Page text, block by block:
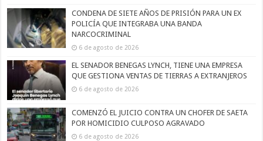
CONDENA DE SIETE AÑOS DE PRISIÓN PARA UN EX
POLICÍA QUE INTEGRABA UNA BANDA
NARCOCRIMINAL
6 de agosto de 2026
EL SENADOR BENEGAS LYNCH, TIENE UNA EMPRESA
QUE GESTIONA VENTAS DE TIERRAS A EXTRANJEROS
6 de agosto de 2026
COMENZÓ EL JUICIO CONTRA UN CHOFER DE SAETA
POR HOMICIDIO CULPOSO AGRAVADO
6 de agosto de 2026